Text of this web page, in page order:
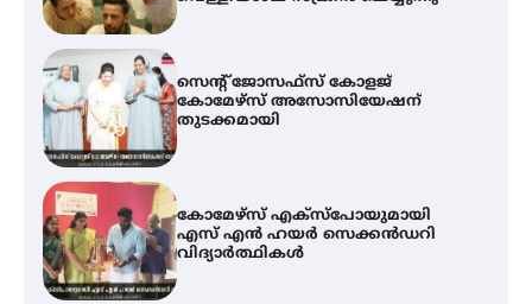
കോമേഴ്സ് എക്സ്പോയുമായി
എസ് എൻ ഹയർ സെക്കൻഡറി
വിദ്യാർത്ഥികൾ
ശക്തമായ കാറ്റിന് സാധ്യത –
ആഗസ്റ്റ് 12 വരെ മഴ തുടരും,
തൃശൂർ ജില്ലയിൽ മഞ്ഞ അലർട്ട്